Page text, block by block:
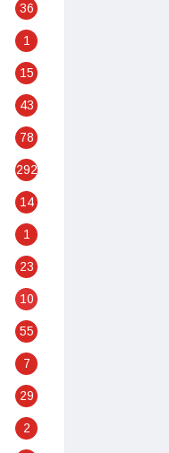
36
1
15
43
78
292
14
1
23
10
55
7
29
2